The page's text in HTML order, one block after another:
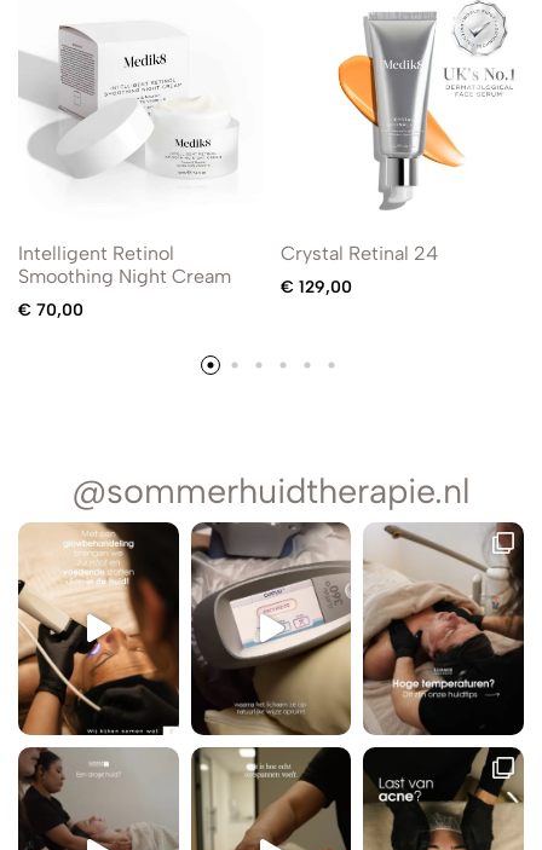
Intelligent Retinol
Smoothing Night Cream
€ 70,00
Crystal Retinal 24
€ 129,00
@sommerhuidtherapie.nl